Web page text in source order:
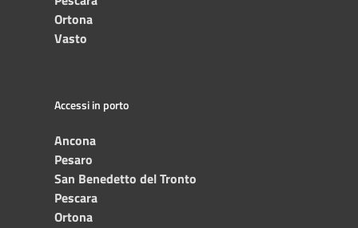
Ortona
Vasto
Accessi in porto
Ancona
Pesaro
San Benedetto del Tronto
Pescara
Ortona